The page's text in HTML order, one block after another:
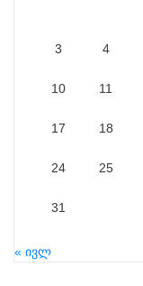
3 4
10 11
17 18
24 25
31
« ივლ